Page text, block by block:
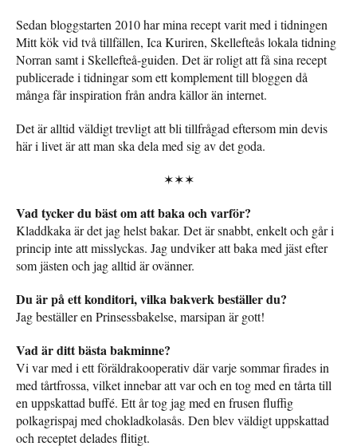
Sedan bloggstarten 2010 har mina recept varit med i tidningen
Mitt kök vid två tillfällen, Ica Kuriren, Skellefteås lokala tidning
Norran samt i Skellefteå-guiden. Det är roligt att få sina recept
publicerade i tidningar som ett komplement till bloggen då
många får inspiration från andra källor än internet.
Det är alltid väldigt trevligt att bli tillfrågad eftersom min devis
här i livet är att man ska dela med sig av det goda.
✶✶✶
Vad tycker du bäst om att baka och varför?
Kladdkaka är det jag helst bakar. Det är snabbt, enkelt och går i
princip inte att misslyckas. Jag undviker att baka med jäst efter
som jästen och jag alltid är ovänner.
Du är på ett konditori, vilka bakverk beställer du?
Jag beställer en Prinsessbakelse, marsipan är gott!
Vad är ditt bästa bakminne?
Vi var med i ett föräldrakooperativ där varje sommar firades in
med tårtfrossa, vilket innebar att var och en tog med en tårta till
en uppskattad buffé. Ett år tog jag med en frusen fluffig
polkagrispaj med chokladkolasås. Den blev väldigt uppskattad
och receptet delades flitigt.